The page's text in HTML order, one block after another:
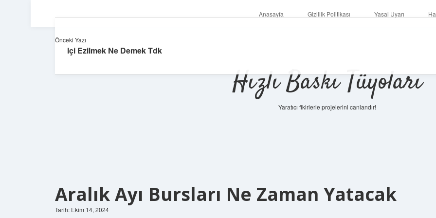
Anasayfa Gizlilik Politikası Yasal Uyarı
Hızlı Baskı Tüyoları
Yaratıcı fikirlerle projelerini canlandır!
Aralık Ayı Bursları Ne Zaman Yatacak
Tarih: Ekim 14, 2024
Önceki Yazı
Içi Ezilmek Ne Demek Tdk